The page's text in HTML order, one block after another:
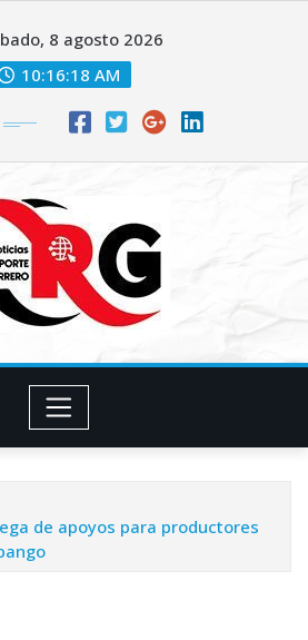
8 agosto 2026
10:16:19 AM
de apoyos para productores